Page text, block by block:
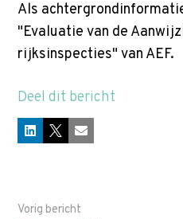
t
e
n
Als
"Evaluatie van de
rijksinspecties" van AEF.
Deel dit bericht
LinkedIn
X E-mail
Vorig bericht